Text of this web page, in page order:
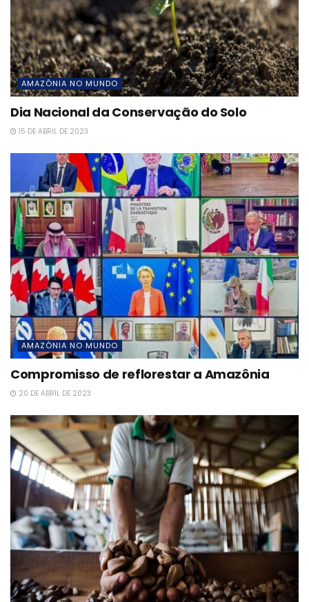
AMAZÔNIA NO MUNDO
Dia Nacional da Conservação do Solo
15 DE ABRIL DE 2023
AMAZÔNIA NO MUNDO
Compromisso de reflorestar a Amazônia
20 DE ABRIL DE 2023